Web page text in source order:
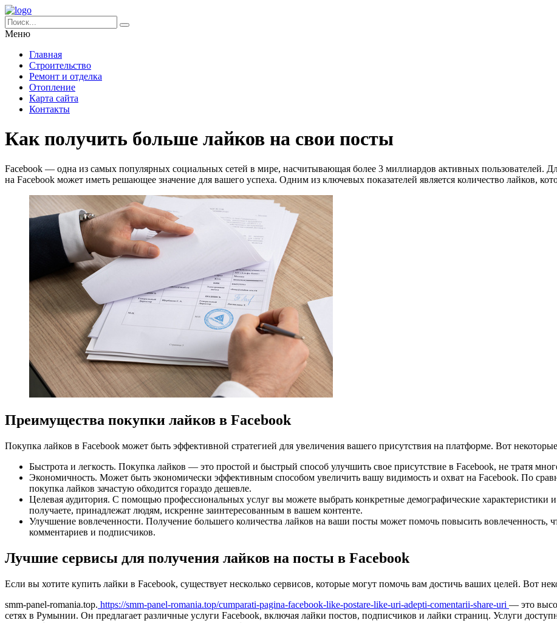
Меню
Главная
Строительство
Ремонт и отделка
Отопление
Карта сайта
Контакты
Как получить больше лайков на свои посты
Facebook — одна из самых популярных социальных сетей в мире, насчитывающая более 3 миллиардов активных пользователей.
на Facebook может иметь решающее значение для вашего успеха. Одним из ключевых показателей является количество лайков,
Преимущества покупки лайков в Facebook
Покупка лайков в Facebook может быть эффективной стратегией для увеличения вашего присутствия на платформе. Вот
Быстрота и легкость. Покупка лайков — это простой и быстрый способ улучшить свое присутствие в Facebook, не тратя
Экономичность. Может быть экономически эффективным способом увеличить вашу видимость и охват на Facebook. По
покупка лайков зачастую обходится гораздо дешевле.
Целевая аудитория. С помощью профессиональных услуг вы можете выбрать конкретные демографические характеристики
получаете, принадлежат людям, искренне заинтересованным в вашем контенте.
Улучшение вовлеченности. Получение большего количества лайков на ваши посты может помочь повысить вовлеченность,
комментариев и подписчиков.
Лучшие сервисы для получения лайков на посты в Facebook
Если вы хотите купить лайки в Facebook, существует несколько сервисов, которые могут помочь вам достичь ваших целей. Вот
smm-panel-romania.top. https://smm-panel-romania.top/cumparati-pagina-facebook-like-postare-like-uri-adepti-comentarii-share-uri — это
сетях в Румынии. Он предлагает различные услуги Facebook, включая лайки постов, подписчиков и лайки страниц. Услуги